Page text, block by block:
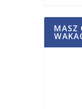
MASZ